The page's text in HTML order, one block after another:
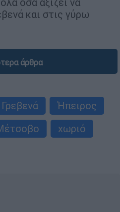
και στις γύρω
άρθρα
Γρεβενά
Ήπειρος
χωριό